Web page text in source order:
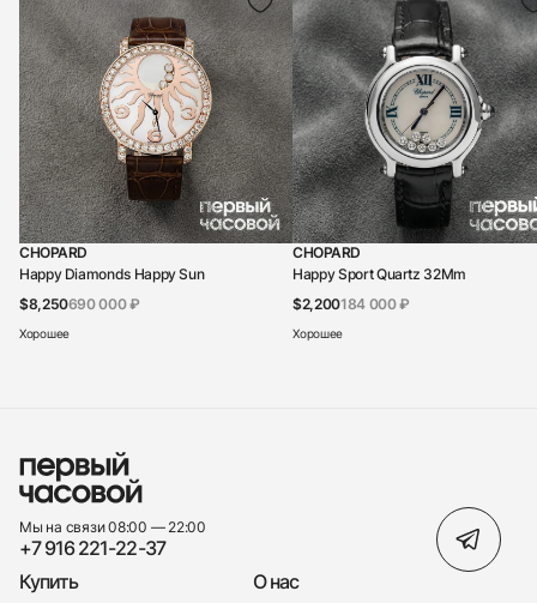
CHOPARD
Happy Diamonds Happy Sun
$8,250690 000 ₽
Хорошее
CHOPARD
Happy Sport Quartz 32Mm
$2,200184 000 ₽
Хорошее
Мы на связи 08:00 — 22:00
+7 916 221-22-37
Купить
О нас